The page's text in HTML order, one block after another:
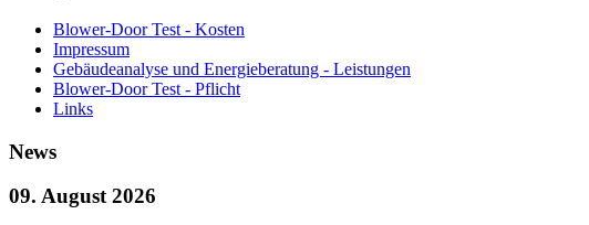
Blower-Door Test - Kosten
Impressum
Gebäudeanalyse und Energieberatung - Leistungen
Blower-Door Test - Pflicht
Links
News
09. August 2026